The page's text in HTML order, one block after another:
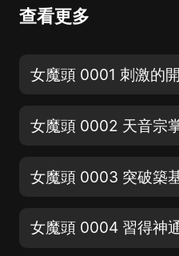
查看更多